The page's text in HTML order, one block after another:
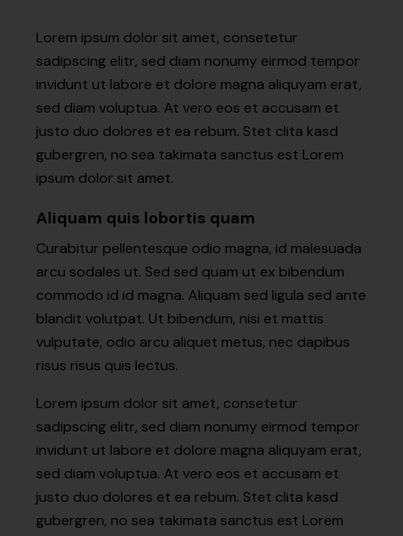
Lorem ipsum dolor sit amet, consetetur
sadipscing elitr, sed diam nonumy eirmod tempor
invidunt ut labore et dolore magna aliquyam erat,
sed diam voluptua. At vero eos et accusam et
justo duo dolores et ea rebum. Stet clita kasd
gubergren, no sea takimata sanctus est Lorem
ipsum dolor sit amet.
Aliquam quis lobortis quam
Curabitur pellentesque odio magna, id malesuada
arcu sodales ut. Sed sed quam ut ex bibendum
commodo id id magna. Aliquam sed ligula sed ante
blandit volutpat. Ut bibendum, nisi et mattis
vulputate, odio arcu aliquet metus, nec dapibus
risus risus quis lectus.
Lorem ipsum dolor sit amet, consetetur
sadipscing elitr, sed diam nonumy eirmod tempor
invidunt ut labore et dolore magna aliquyam erat,
sed diam voluptua. At vero eos et accusam et
justo duo dolores et ea rebum. Stet clita kasd
gubergren, no sea takimata sanctus est Lorem